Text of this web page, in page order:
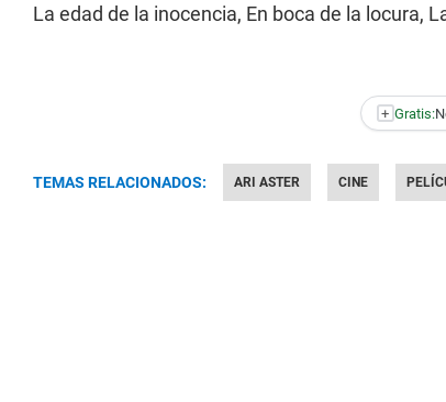
La edad de la inocencia, En boca de la locura,
+ Gratis:
TEMAS RELACIONADOS: ARI ASTER CINE